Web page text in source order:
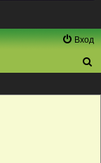
Вход
и